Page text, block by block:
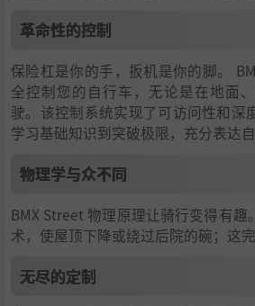
革命性的控制
保险杠是你的手，扳机是你的脚。
全控制您的自行车，无论是在地面
驶。该控制系统实现了可访问性和深
学习基础知识到突破极限，充分表达自
物理学与众不同
BMX Street 物理原理让骑行变得有趣
术，使屋顶下降或绕过后院的碗；这
无尽的定制